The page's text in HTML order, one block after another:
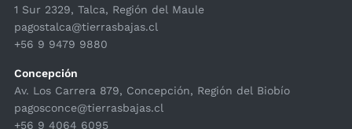
1 Sur 2329, Talca, Región del Maule
pagostalca@tierrasbajas.cl
+56 9 9479 9880
Concepción
Av. Los Carrera 879, Concepción, Región del Biobío
pagosconce@tierrasbajas.cl
+56 9 4064 6095